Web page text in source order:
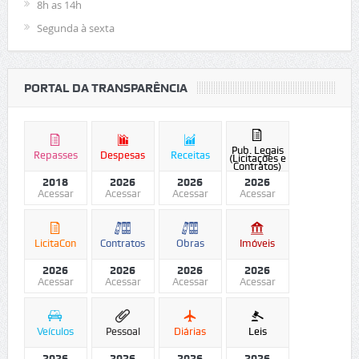
8h as 14h
Segunda à sexta
PORTAL DA TRANSPARÊNCIA
Repasses
2018
Acessar
Despesas
2026
Acessar
Receitas
2026
Acessar
Pub. Legais
(Licitações e
Contratos)
2026
Acessar
LicitaCon
2026
Acessar
Contratos
2026
Acessar
Obras
2026
Acessar
Imóveis
2026
Acessar
Veículos Pessoal Diárias Leis